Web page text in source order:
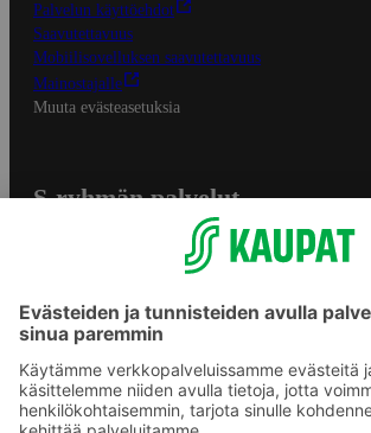
Palvelun käyttöehdot
Saavutettavuus
Mobiilisovelluksen saavutettavuus
Mainostajalle
Muuta evästeasetuksia
S-ryhmän palvelut
Yhteishyvä Ruoka -sovellus
S-ostoslista -sovellus
Prisma.fi
Sokos.fi
S-Pankki